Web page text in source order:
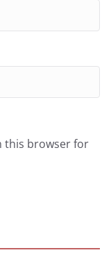
this browser for